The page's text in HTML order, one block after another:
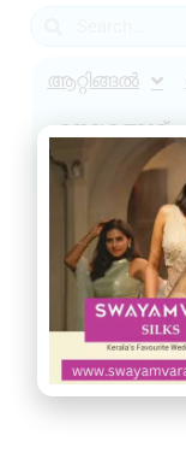
ആറ്റിങ്ങൽ
നെടുമങ്ങാട്
അരുവിക്കര